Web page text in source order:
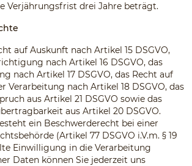
Verjährungsfrist drei Jahre beträgt.
auf Auskunft nach Artikel 15 DSGVO,
nach Artikel 16 DSGVO, das
nach Artikel 17 DSGVO, das Recht auf
Verarbeitung nach Artikel 18 DSGVO, das
aus Artikel 21 DSGVO sowie das
aus Artikel 20 DSGVO.
ein Beschwerderecht bei einer
(Artikel 77 DSGVO i.V.m. § 19
Einwilligung in die Verarbeitung
Daten können Sie jederzeit uns